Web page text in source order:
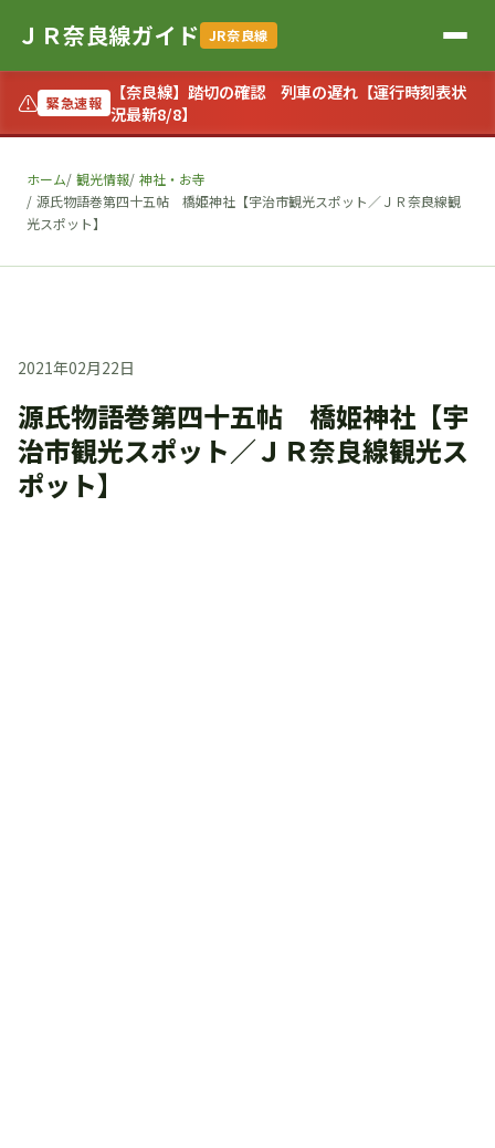
ＪＲ奈良線ガイド JR奈良線
⚠ 緊急速報
【奈良線】踏切の確認 列車の遅れ【運行時刻表状
況最新8/8】
ホーム 観光情報 神社・お寺
源氏物語巻第四十五帖 橋姫神社【宇治市観光スポット／ＪＲ奈良線観
光スポット】
2021年02月22日
源氏物語巻第四十五帖 橋姫神社【宇
治市観光スポット／ＪＲ奈良線観光ス
ポット】